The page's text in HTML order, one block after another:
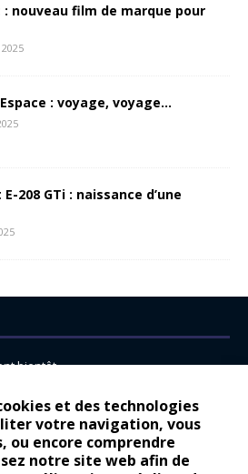
et des technologies
votre navigation, vous
ou encore comprendre
notre site web afin de
: nouveau film de marque pour
: voyage, voyage…
208 GTi : naissance d’une
bientôt…
marque pour Citroën
voyage…